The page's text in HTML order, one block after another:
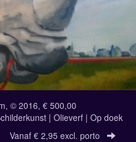
© 2016, € 500,00
| Olieverf | Op doek
Vanaf € 2,95 excl. porto